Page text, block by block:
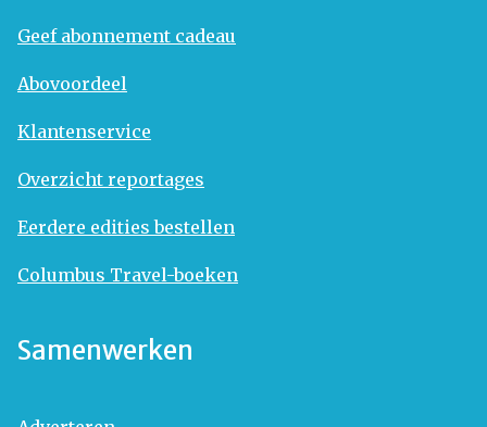
Geef abonnement cadeau
Abovoordeel
Klantenservice
Overzicht reportages
Eerdere edities bestellen
Columbus Travel-boeken
Samenwerken